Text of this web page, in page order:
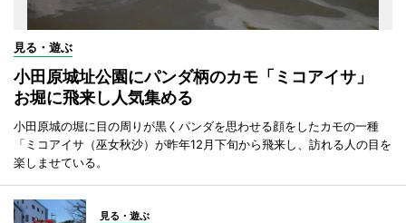
見る・遊ぶ
小田原城址公園にパンダ柄のカモ「ミコアイサ」
お堀に飛来し人気集める
小田原城の堀に目の周りが黒くパンダを思わせる顔をしたカモの一種
「ミコアイサ（巫女秋沙）が昨年12月下旬から飛来し、訪れる人の目を
楽しませている。
見る・遊ぶ